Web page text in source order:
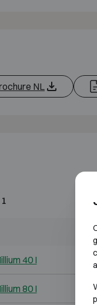
NL
40 I
80 I